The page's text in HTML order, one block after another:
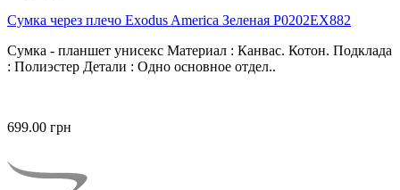
Сумка через плечо Exodus America Зеленая P0202EX882
Сумка - планшет унисекс Материал : Канвас. Котон. Подклада
: Полиэстер Детали : Одно основное отдел..
699.00 грн